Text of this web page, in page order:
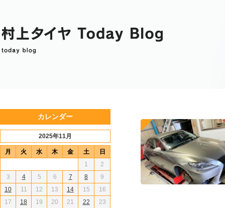
カレンダー
2025年11月
月 火 水 木 金 土 日
1
2
3
4 5 6 7 8
9
10
11 12 13 14 15
16
17
18 19 20 21 22
23